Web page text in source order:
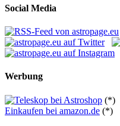
Social Media
Werbung
(*)
Einkaufen bei amazon.de (*)